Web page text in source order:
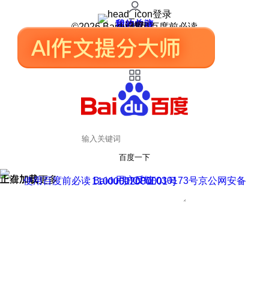
登录
我的关注
我的收藏
皮肤中心
用户反馈
设置
©2026 Baidu 使用百度前必读
百度一下
正在加载
上滑加载更多 用户反馈
使用百度前必读 Baidu 京ICP证030173号
京公网安备11000002000001号